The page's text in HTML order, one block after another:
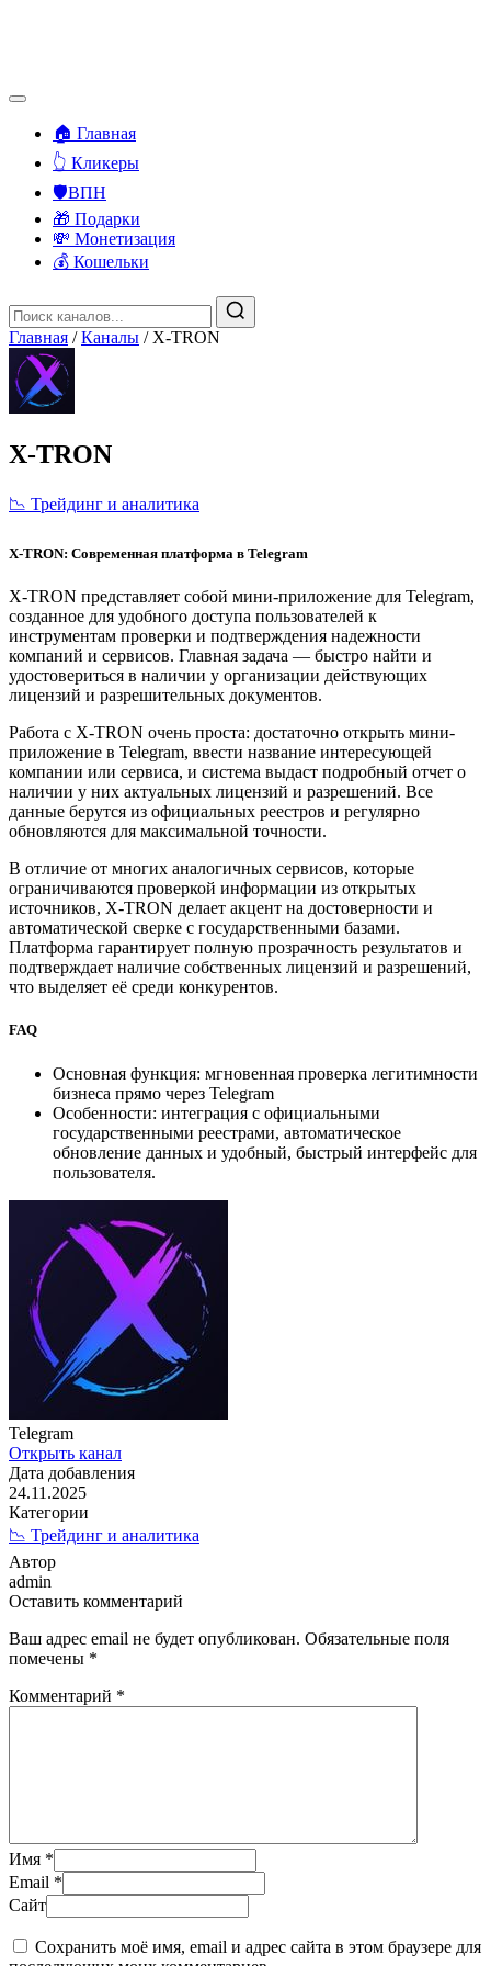
🏠 Главная
👆 Кликеры
🛡️ВПН
🎁 Подарки
💸 Монетизация
💰 Кошельки
Главная / Каналы / X-TRON
X-TRON
📉 Трейдинг и аналитика
X-TRON: Современная платформа в Telegram
X-TRON представляет собой мини-приложение для Telegram,
созданное для удобного доступа пользователей к
инструментам проверки и подтверждения надежности
компаний и сервисов. Главная задача — быстро найти и
удостовериться в наличии у организации действующих
лицензий и разрешительных документов.
Работа с X-TRON очень проста: достаточно открыть мини-
приложение в Telegram, ввести название интересующей
компании или сервиса, и система выдаст подробный отчет о
наличии у них актуальных лицензий и разрешений. Все
данные берутся из официальных реестров и регулярно
обновляются для максимальной точности.
В отличие от многих аналогичных сервисов, которые
ограничиваются проверкой информации из открытых
источников, X-TRON делает акцент на достоверности и
автоматической сверке с государственными базами.
Платформа гарантирует полную прозрачность результатов и
подтверждает наличие собственных лицензий и разрешений,
что выделяет её среди конкурентов.
FAQ
Основная функция: мгновенная проверка легитимности
бизнеса прямо через Telegram
Особенности: интеграция с официальными
государственными реестрами, автоматическое
обновление данных и удобный, быстрый интерфейс для
пользователя.
Telegram
Открыть канал
Дата добавления
24.11.2025
Категории
📉 Трейдинг и аналитика
Автор
admin
Оставить комментарий
Ваш адрес email не будет опубликован. Обязательные поля
помечены *
Комментарий *
Имя *
Email *
Сайт
Сохранить моё имя, email и адрес сайта в этом браузере для